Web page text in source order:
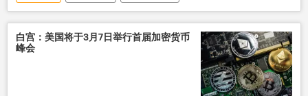
白宫：美国将于3月7日举行首届加密货币
峰会